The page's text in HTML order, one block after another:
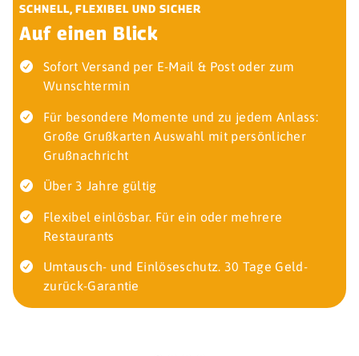
SCHNELL, FLEXIBEL UND SICHER
Auf einen Blick
Sofort Versand per E-Mail & Post oder zum
Wunschtermin
Für besondere Momente und zu jedem Anlass:
Große Grußkarten Auswahl mit persönlicher
Grußnachricht
Über 3 Jahre gültig
Flexibel einlösbar. Für ein oder mehrere
Restaurants
Umtausch- und Einlöseschutz. 30 Tage Geld-
zurück-Garantie